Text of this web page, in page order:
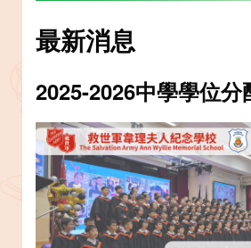
最新消息
2025-2026中學學位分